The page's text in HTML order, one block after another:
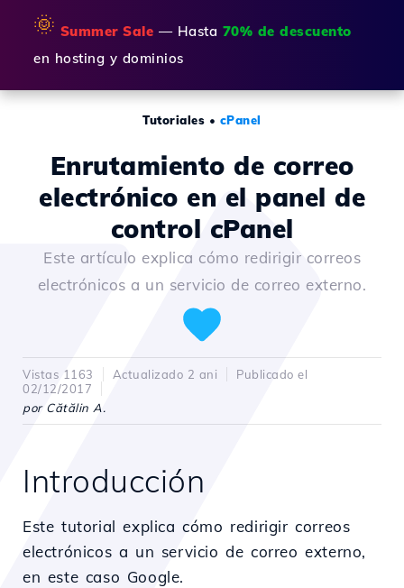
🌞 Summer Sale — Hasta 70% de descuento
en hosting y dominios
Tutoriales • cPanel
Enrutamiento de correo
electrónico en el panel de
control cPanel
Este artículo explica cómo redirigir correos
electrónicos a un servicio de correo externo.
Vistas 1163 Actualizado 2 ani
Publicado el
02/12/2017
por Cătălin A.
Introducción
Este tutorial explica cómo redirigir correos
electrónicos a un servicio de correo externo,
en este caso Google.